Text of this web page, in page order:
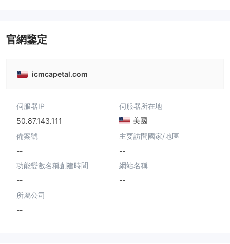
官網鑒定
icmcapetal.com
伺服器IP
50.87.143.111
伺服器所在地
美國
備案號
--
主要訪問國家/地區
--
功能變數名稱創建時間
--
網站名稱
--
所屬公司
--